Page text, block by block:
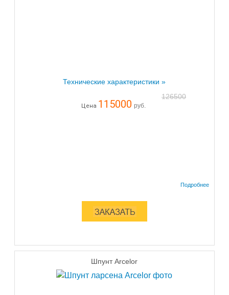
Технические характеристики »
126500
Цена 115000 руб.
Шпунт Arcelor